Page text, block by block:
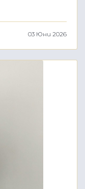
03 Юни 2026